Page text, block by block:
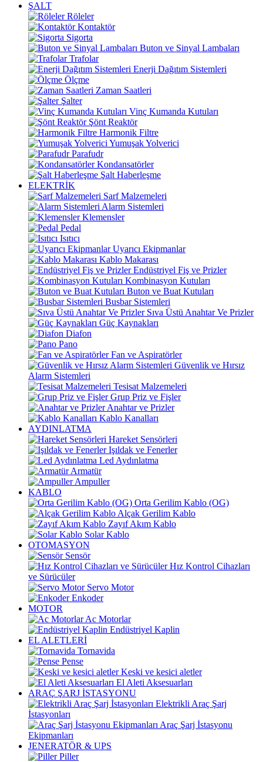
ŞALT
Röleler
Kontaktör
Sigorta
Buton ve Sinyal Lambaları
Trafolar
Enerji Dağıtım Sistemleri
Ölçme
Zaman Saatleri
Şalter
Vinç Kumanda Kutuları
Şönt Reaktör
Harmonik Filtre
Yumuşak Yolverici
Parafudr
Kondansatörler
Şalt Haberleşme
ELEKTRİK
Sarf Malzemeleri
Alarm Sistemleri
Klemensler
Pedal
Isıtıcı
Uyarıcı Ekipmanlar
Kablo Makarası
Endüstriyel Fiş ve Prizler
Kombinasyon Kutuları
Buton ve Buat Kutuları
Busbar Sistemleri
Sıva Üstü Anahtar Ve Prizler
Güç Kaynakları
Diafon
Pano
Fan ve Aspiratörler
Güvenlik ve Hırsız
Alarm Sistemleri
Tesisat Malzemeleri
Grup Priz ve Fişler
Anahtar ve Prizler
Kablo Kanalları
AYDINLATMA
Hareket Sensörleri
Işıldak ve Fenerler
Led Aydınlatma
Armatür
Ampuller
KABLO
Orta Gerilim Kablo (OG)
Alçak Gerilim Kablo
Zayıf Akım Kablo
Solar Kablo
OTOMASYON
Sensör
Hız Kontrol Cihazları
ve Sürücüler
Servo Motor
Enkoder
MOTOR
Ac Motorlar
Endüstriyel Kaplin
EL ALETLERİ
Tornavida
Pense
Keski ve kesici aletler
El Aleti Aksesuarları
ARAÇ ŞARJ İSTASYONU
Elektrikli Araç Şarj
İstasyonları
Araç Şarj İstasyonu
Ekipmanları
JENERATÖR & UPS
Piller